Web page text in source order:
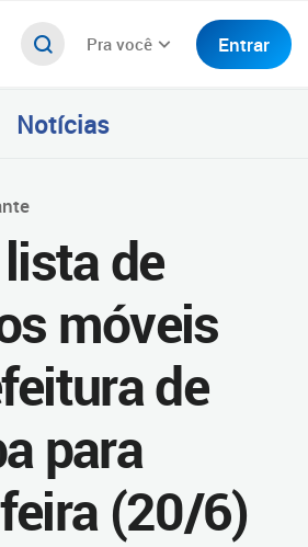
Pra você Entrar
Notícias
de
móveis
de
para
(20/6)